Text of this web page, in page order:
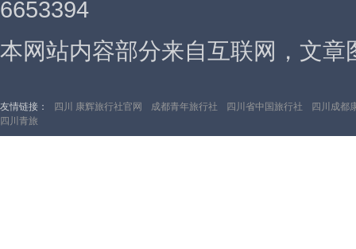
6653394
本网站内容部分来自互联网，文
友情链接： 四川 康辉旅行社官网 成都青年旅行社 四川省中国旅行社
四川成都
四川青旅